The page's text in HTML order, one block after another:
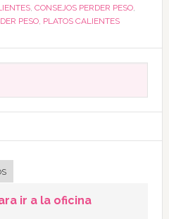
, CONSEJOS PERDER PESO,
PESO, PLATOS CALIENTES
ir a la oficina